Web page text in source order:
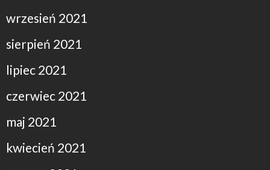
wrzesień 2021
sierpień 2021
lipiec 2021
czerwiec 2021
maj 2021
kwiecień 2021